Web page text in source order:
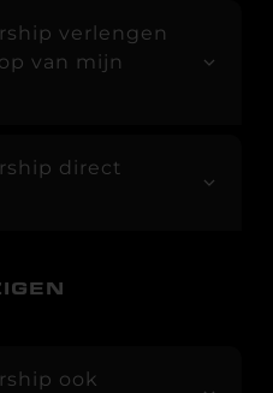
verlengen
van mijn
direct
ook